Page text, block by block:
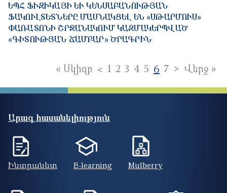
ԵՊՀ ՖԻԶԻԿԱՅԻ ԵՒ ԿԵՆՍԱԲԱՆՈՒԹՅԱՆ Ֆ
ԱԿՈՒԼՏԵՏՆԵՐԸ ՄԱՍՆԱԿՑԵԼ ԵՆ «ՍԹԱՐՄՈՒՍ» Փ
ԱՌԱՏՈՆԻ ՇՐՋԱՆԱԿՈՒՄ ԿԱԶՄԱԿԵՐՊՎԱԾ «
ԳԻՏՈՒԹՅԱՆ ՃԱՄԲԱՐ» ԾՐԱԳՐԻՆ
« Սկիզբ First page
< Previous page
1 2 3 4 5 6 7 > Next page
Վերջ »
Արագ հասանելիություն
Ինտրանետ E-learning Mulberry